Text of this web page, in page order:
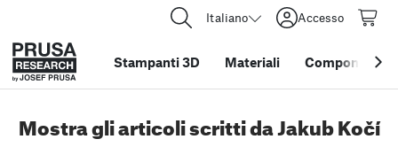
Italiano Accesso
Stampanti 3D Materiali Componenti e
Mostra gli articoli scritti da Jakub Kočí